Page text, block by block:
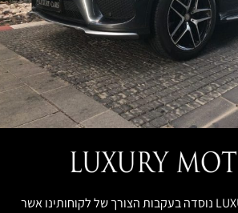
חברת LUXURY MOTORS נוסדה בעקבות הצורך של לקוחותינו אשר